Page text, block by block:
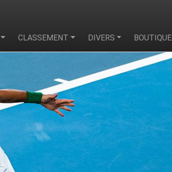
CLASSEMENT DIVERS BOUTIQUE